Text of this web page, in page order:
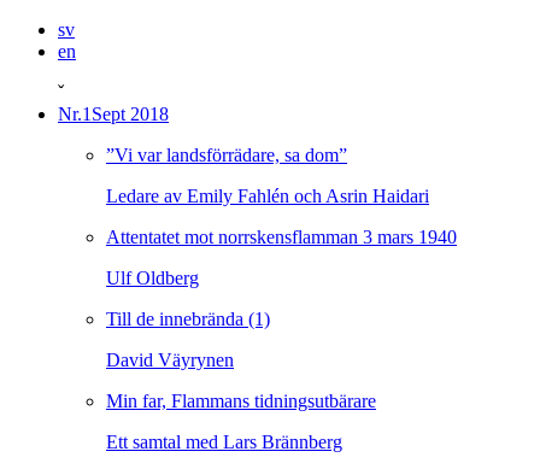
sv
en
ˇ
Nr.1 Sept 2018
”Vi var landsförrädare, sa dom”
Ledare av Emily Fahlén och Asrin Haidari
Attentatet mot norrskensflamman 3 mars 1940
Ulf Oldberg
Till de innebrända (1)
David Väyrynen
Min far, Flammans tidningsutbärare
Ett samtal med Lars Brännberg